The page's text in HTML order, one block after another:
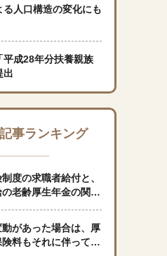
個人情報保護方針）
閉じる
人口構造の変化にも
平成28年分扶養親族
出
事ランキング
度の求職者給付と、
老齢厚生年金の関係
があった場合は、厚
料もそれに伴って変